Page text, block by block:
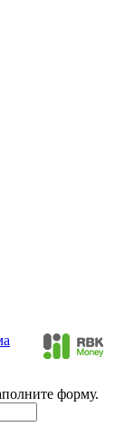
форму.